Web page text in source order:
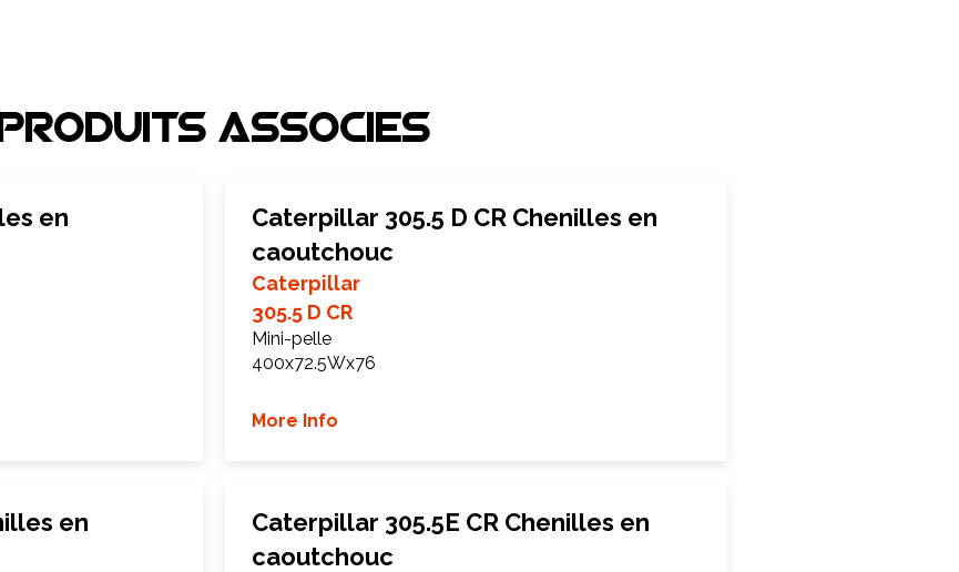
associEs
en
en
Caterpillar 305.5 D CR Chenilles en
caoutchouc
Caterpillar
305.5 D CR
Mini-pelle
400x72.5Wx76
More Info
Caterpillar 305.5E CR Chenilles en
caoutchouc